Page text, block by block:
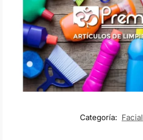
Categoría: Facial